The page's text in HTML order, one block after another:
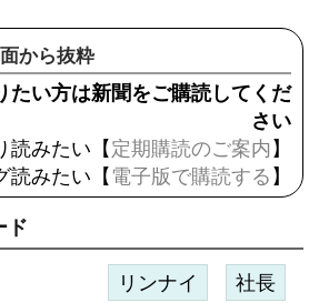
から抜粋
たい方は新聞をご購読してくだ
さい
読みたい【定期購読のご案内 】
読みたい【 電子版で購読する 】
ド
リンナイ 社長